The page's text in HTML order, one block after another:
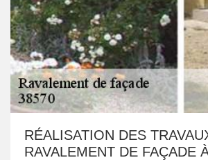
RÉALISATION DES
RAVALEMENT DE FAÇADE